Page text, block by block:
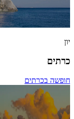
יון
כרתים
חופשה בכרתים